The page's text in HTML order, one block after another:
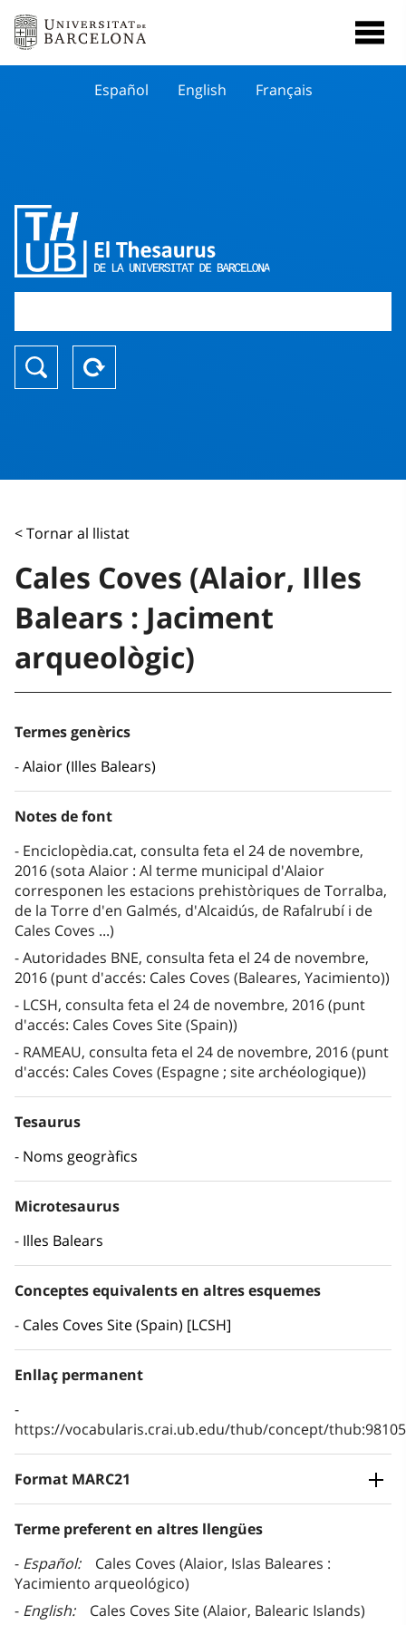
Español English Français
< Tornar al llistat
Cales Coves (Alaior, Illes
Balears : Jaciment
arqueològic)
Termes genèrics
Alaior (Illes Balears)
Notes de font
Enciclopèdia.cat, consulta feta el 24 de novembre,
2016 (sota Alaior : Al terme municipal d'Alaior
corresponen les estacions prehistòriques de Torralba,
de la Torre d'en Galmés, d'Alcaidús, de Rafalrubí i de
Cales Coves ...)
Autoridades BNE, consulta feta el 24 de novembre,
2016 (punt d'accés: Cales Coves (Baleares, Yacimiento))
LCSH, consulta feta el 24 de novembre, 2016 (punt
d'accés: Cales Coves Site (Spain))
RAMEAU, consulta feta el 24 de novembre, 2016 (punt
d'accés: Cales Coves (Espagne ; site archéologique))
Tesaurus
Noms geogràfics
Microtesaurus
Illes Balears
Conceptes equivalents en altres esquemes
Cales Coves Site (Spain) [LCSH]
Enllaç permanent
https://vocabularis.crai.ub.edu/thub/concept/
Format MARC21
Terme preferent en altres llengües
Español
Cales Coves (Alaior, Islas Baleares :
Yacimiento arqueológico)
English
Cales Coves Site (Alaior, Balearic Islands)